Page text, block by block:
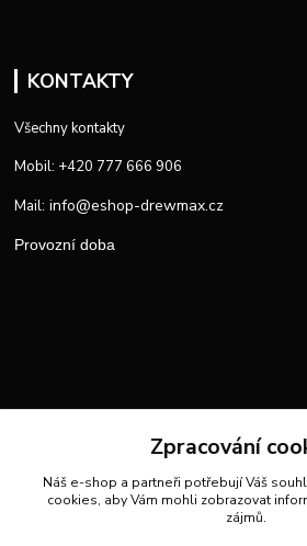
KONTAKTY
Všechny kontakty
Mobil: +420 777 666 906
Mail: info@eshop-drewmax.cz
Provozní doba
Zpracování
Náš e-shop a partneři potřebují Váš
cookies, aby Vám mohli zobrazovat
zájmů.